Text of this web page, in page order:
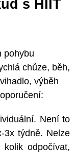
s HIIT
pohybu
chůze, běh,
výběh
Není to
3x týdně. Nelze
odpočívat,